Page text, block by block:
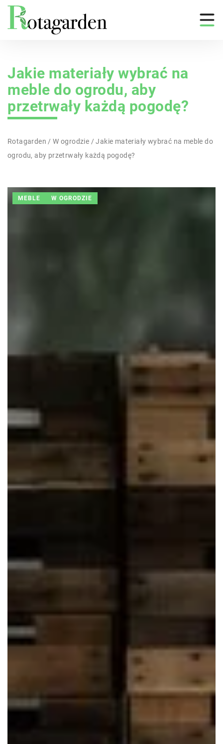
Jakie materiały wybrać na
meble do ogrodu, aby
przetrwały każdą pogodę?
Rotagarden /W ogrodzie /Jakie materiały wybrać na meble do
ogrodu, aby przetrwały każdą pogodę?
MEBLE W OGRODZIE